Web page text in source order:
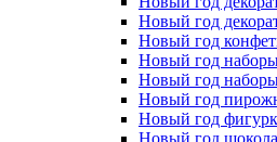
Новый год
Новый год
Новый год
Новый год
Новый год
Новый год
Новый год